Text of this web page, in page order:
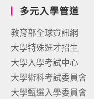
多元入學管道
教育部全球資訊網
大學特殊選才招生
大學入學考試中心
大學術科考試委員會
大學甄選入學委員會